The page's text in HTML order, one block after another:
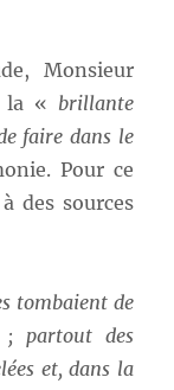
Monsieur
la « brillante
faire dans le
Pour ce
des sources
tombaient de
partout des
et, dans la